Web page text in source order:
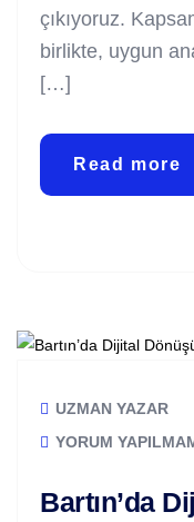
çıkıyoruz.
birlikte, uygun
[…]
Read more
UZMAN YAZAR
YORUM
Bartın’da